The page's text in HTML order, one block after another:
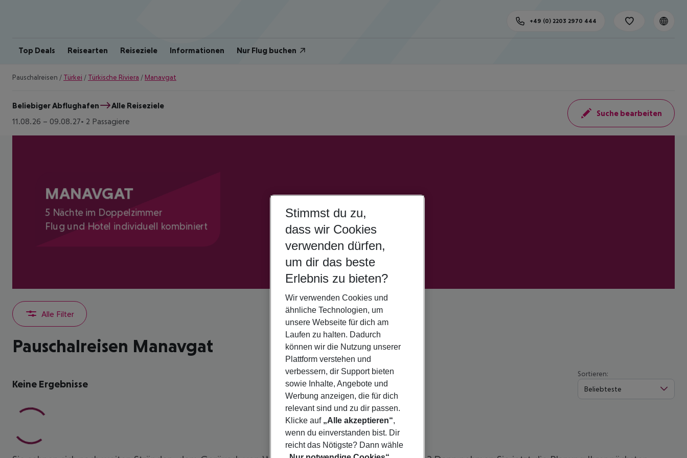
Top Deals Reisearten Reiseziele Informationen Nur Flug buchen
+49 (0) 2203 2970 444
Pauschalreisen / Türkei / Türkische Riviera / Manavgat
Beliebiger Abflughafen
Alle Reiseziele
11.08.26 – 09.08.27 2 Passagiere
Suche bearbeiten
MANAVGAT
5 Nächte im Doppelzimmer
Flug und Hotel individuell kombiniert
Alle Filter
Pauschalreisen Manavgat
Keine Ergebnisse
Sortieren:
Beliebteste
Stimmst du zu,
dass wir Cookies
verwenden dürfen,
um dir das beste
Erlebnis zu bieten?
Wir verwenden Cookies und
ähnliche Technologien, um
unsere Webseite für dich am
Laufen zu halten. Dadurch
können wir die Nutzung unserer
Plattform verstehen und
verbessern, dir Support bieten
sowie Inhalte, Angebote und
Werbung anzeigen, die für dich
relevant sind und zu dir passen.
Klicke auf „Alle akzeptieren“,
wenn du einverstanden bist. Dir
reicht das Nötigste? Dann wähle